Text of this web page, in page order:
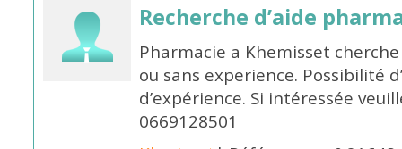
Recherche d’aide
Pharmacie a Khemisset
ou sans experience. Possibilité
d’expérience. Si intéressée
0669128501